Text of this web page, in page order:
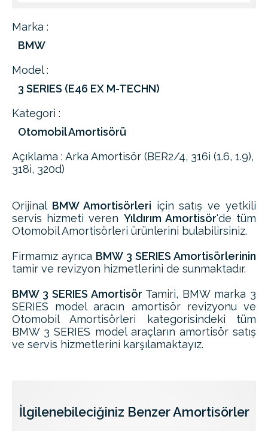
Marka :
BMW
Model :
3 SERIES (E46 EX M-TECHN)
Kategori :
Otomobil Amortisörü
Açıklama : Arka Amortisör (BER2/4, 316i (1.6, 1.9),
318i, 320d)
Orijinal BMW Amortisörleri için satış ve yetkili
servis hizmeti veren Yıldırım Amortisör'de tüm
Otomobil Amortisörleri ürünlerini bulabilirsiniz.
Firmamız ayrıca BMW 3 SERIES Amortisörlerinin
tamir ve revizyon hizmetlerini de sunmaktadır.
BMW 3 SERIES Amortisör Tamiri, BMW marka 3
SERIES model aracın amortisör revizyonu ve
Otomobil Amortisörleri kategorisindeki tüm
BMW 3 SERIES model araçların amortisör satış
ve servis hizmetlerini karşılamaktayız.
İlgilenebileciğiniz Benzer Amortisörler